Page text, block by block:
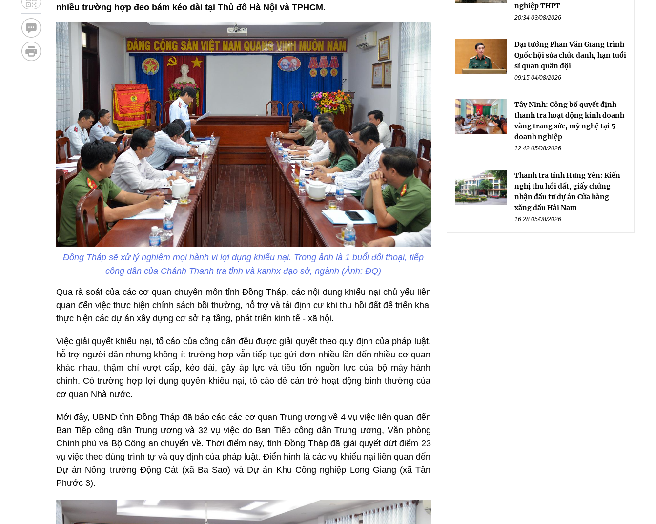
nhiều trường hợp đeo bám kéo dài tại Thủ đô Hà Nội và TPHCM.
Đồng Tháp sẽ xử lý nghiêm mọi hành vi lợi dụng khiếu nại. Trong ảnh là 1 buổi đối thoại, tiếp
công dân của Chánh Thanh tra tỉnh và kanhx đạo sở, ngành (Ảnh: ĐQ)
Qua rà soát của các cơ quan chuyên môn tỉnh Đồng Tháp, các nội dung khiếu nại chủ yếu liên
quan đến việc thực hiện chính sách bồi thường, hỗ trợ và tái định cư khi thu hồi đất để triển khai
thực hiện các dự án xây dựng cơ sở hạ tầng, phát triển kinh tế - xã hội.
Việc giải quyết khiếu nại, tố cáo của công dân đều được giải quyết theo quy định của pháp luật,
hỗ trợ người dân nhưng không ít trường hợp vẫn tiếp tục gửi đơn nhiều lần đến nhiều cơ quan
khác nhau, thậm chí vượt cấp, kéo dài, gây áp lực và tiêu tốn nguồn lực của bộ máy hành
chính. Có trường hợp lợi dụng quyền khiếu nại, tố cáo để cản trở hoạt động bình thường của
cơ quan Nhà nước.
Mới đây, UBND tỉnh Đồng Tháp đã báo cáo các cơ quan Trung ương về 4 vụ việc liên quan đến
Ban Tiếp công dân Trung ương và 32 vụ việc do Ban Tiếp công dân Trung ương, Văn phòng
Chính phủ và Bộ Công an chuyển về. Thời điểm này, tỉnh Đồng Tháp đã giải quyết dứt điểm 23
vụ việc theo đúng trình tự và quy định của pháp luật. Điển hình là các vụ khiếu nại liên quan đến
Dự án Nông trường Động Cát (xã Ba Sao) và Dự án Khu Công nghiệp Long Giang (xã Tân
Phước 3).
nghiệp THPT
20:34 03/08/2026
Đại tướng Phan Văn Giang trình
Quốc hội sửa chức danh, hạn tuổi
sĩ quan quân đội
09:15 04/08/2026
Tây Ninh: Công bố quyết định
thanh tra hoạt động kinh doanh
vàng trang sức, mỹ nghệ tại 5
doanh nghiệp
12:42 05/08/2026
Thanh tra tỉnh Hưng Yên: Kiến
nghị thu hồi đất, giấy chứng
nhận đầu tư dự án Cửa hàng
xăng dầu Hải Nam
16:28 05/08/2026